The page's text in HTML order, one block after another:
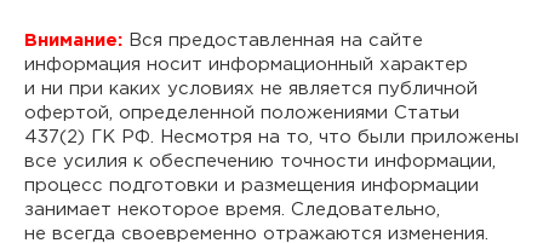
Внимание: Вся предоставленная на сайте
информация носит информационный характер
и ни при каких условиях не является публичной
офертой, определенной положениями Статьи
437(2) ГК РФ. Несмотря на то, что были приложены
все усилия к обеспечению точности информации,
процесс подготовки и размещения информации
занимает некоторое время. Следовательно,
не всегда своевременно отражаются изменения.